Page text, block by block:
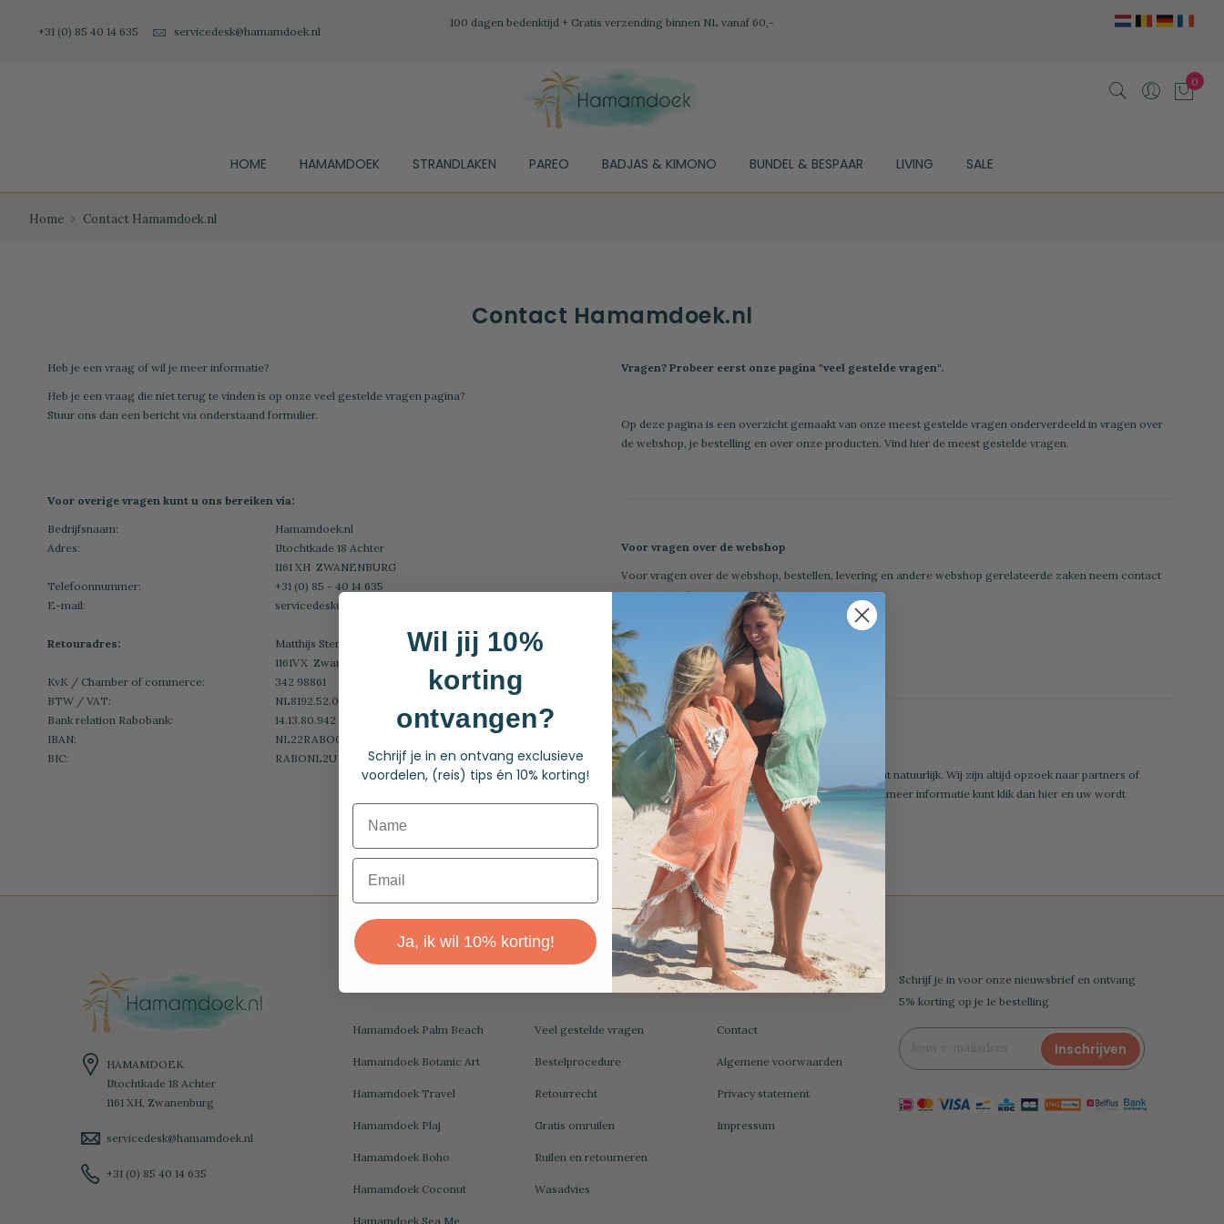
+31 (0) 85 40 14 635 servicedesk@hamamdoek.nl
100 dagen bedenktijd + Gratis verzending binnen NL vanaf 60,-
HOME HAMAMDOEK STRANDLAKEN PAREO BADJAS & KIMONO BUNDEL & BESPAAR LIVING SALE
Home Contact Hamamdoek.nl
Contact Hamamdoek.nl
Heb je een vraag of wil je meer informatie?
Heb je een vraag die niet terug te vinden is op onze veel gestelde vragen pagina?
Stuur ons dan een bericht via onderstaand formulier.
Voor overige vragen kunt u ons bereiken via:
Bedrijfsnaam:
Hamamdoek.nl
Adres:
IJtochtkade 18 Achter
1161 XH ZWANENBURG
Telefoonnummer:
+31 (0) 85 - 40 14 635
E-mail:
servicedesk@hamamdoek.nl
Retouradres:
Matthijs Sterklaan 11
1161VX Zwanenburg
KvK / Chamber of commerce:
342 98861
BTW / VAT:
NL8192.52.062 B01
Bank relation Rabobank:
14.13.80.942
IBAN:
NL22RABO0141380942
BIC:
RABONL2U
Vragen? Probeer eerst onze pagina "veel gestelde vragen".
Op deze pagina is een overzicht gemaakt van onze meest gestelde vragen onderverdeeld in vragen over
de webshop, je bestelling en over onze producten. Vind hier de meest gestelde vragen.
Voor vragen over de webshop
Voor vragen over de webshop, bestellen, levering en andere webshop gerelateerde zaken neem contact
met ons op via:
Tel.: +31 (0) 85 - 40 14 635
E-mail:
servicedesk@hamamdoek.nl
Voor alle zakelijke vragen
Wilt u zakelijk met ons in contact komen dan kan dat natuurlijk. Wij zijn altijd opzoek naar partners of
retailers die onze producten willen verkopen. Voor meer informatie kunt klik dan hier en uw wordt
doorverwezen naar onze zakelijke afdeling.
HAMAMDOEK
IJtochtkade 18 Achter
1161 XH, Zwanenburg
servicedesk@hamamdoek.nl
+31 (0) 85 40 14 635
Hamamdoek Palm Beach
Hamamdoek Botanic Art
Hamamdoek Travel
Hamamdoek Plaj
Hamamdoek Boho
Hamamdoek Coconut
Hamamdoek Sea Me
Informatie
Veel gestelde vragen
Bestelprocedure
Retourrecht
Gratis omruilen
Ruilen en retourneren
Wasadvies
Hamamdoek.nl
Contact
Algemene voorwaarden
Privacy statement
Impressum
Schrijf je in voor onze nieuwsbrief en ontvang
5% korting op je 1e bestelling
Inschrijven
Wil jij 10%
korting
ontvangen?
Schrijf je in en ontvang exclusieve
voordelen, (reis) tips én 10% korting!
Name
Email
Ja, ik wil 10% korting!